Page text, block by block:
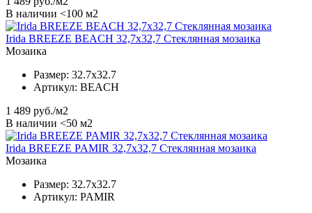
В наличии <100 м2
Irida BREEZE BEACH 32,7x32,7 Стеклянная мозаика
Мозаика
Размер: 32.7x32.7
Артикул: BEACH
1 489 руб./м2
В наличии <50 м2
Irida BREEZE PAMIR 32,7x32,7 Стеклянная мозаика
Мозаика
Размер: 32.7x32.7
Артикул: PAMIR